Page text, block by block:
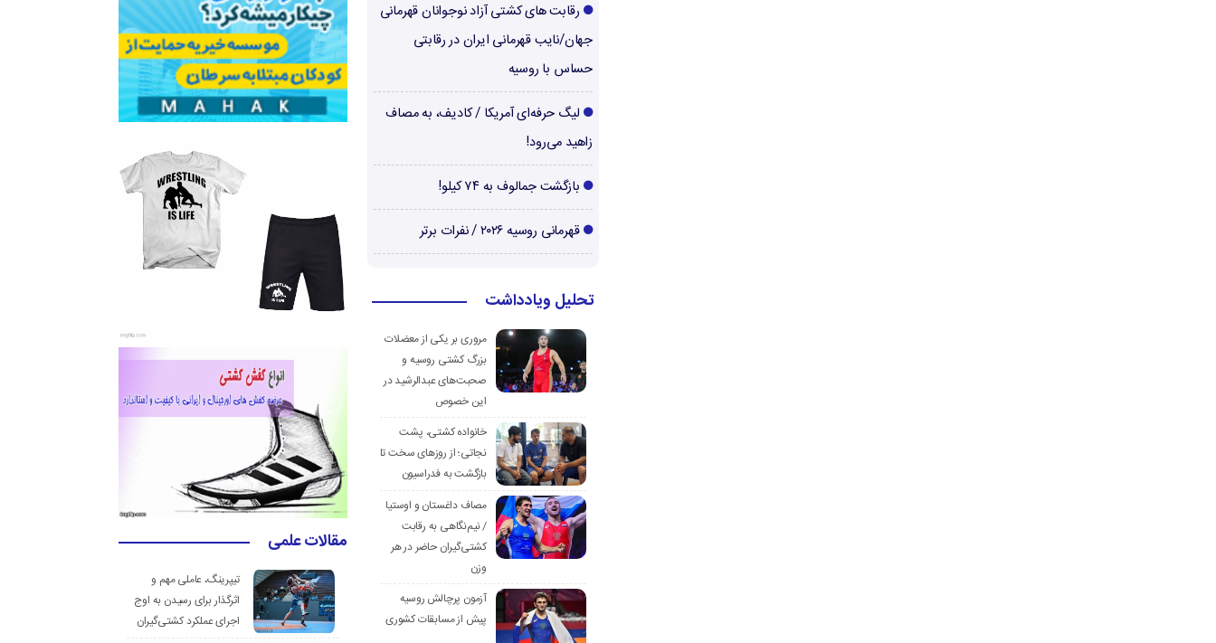
رقابت های کشتی آزاد نوجوانان قهرمانی
جهان/نایب قهرمانی ایران در رقابتی
حساس با روسیه
لیگ حرفه‌ای آمریکا / کادیف، به مصاف
زاهید می‌رود!
بازگشت جمالوف به ۷۴ کیلو!
قهرمانی روسیه ۲۰۲۶ / نفرات برتر
تحلیل ویادداشت
مروری بر یکی از معضلات
بزرگ کشتی روسیه و
صحبت‌های عبدالرشید در
این خصوص
خانواده کشتی، پشت
نجاتی؛ از روزهای سخت تا
بازگشت به فدراسیون
مصاف داغستان و اوستیا
/ نیم‌نگاهی به رقابت
کشتی‌گیران حاضر در هر
وزن
آزمون پرچالش روسیه
پیش از مسابقات کشوری
مقالات علمی
تیپرینگ، عاملی مهم و
اثرگذار برای رسیدن به اوج
اجرای عملکرد کشتی‌گیران